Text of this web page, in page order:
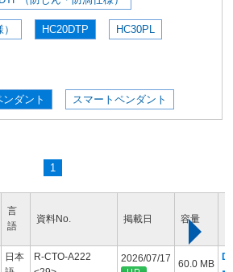
HC20DTP HC30PL
ダント スマートペンダント
1
言
語
資料No. 掲載日 容量
日本
R-CTO-A222
2026/07/17 60.0 MB